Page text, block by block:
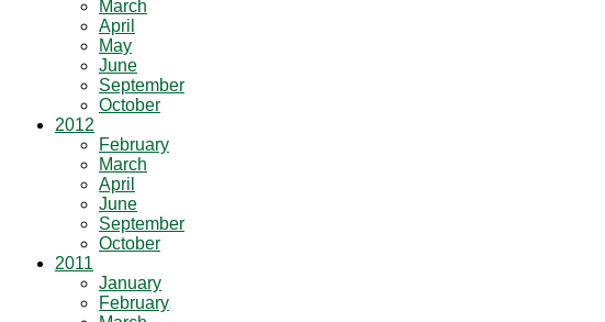
March
April
May
June
September
October
2012
February
March
April
June
September
October
2011
January
February